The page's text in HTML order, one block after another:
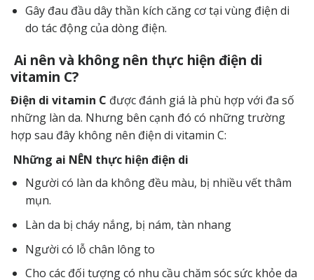
Gây đau đầu dây thần kích căng cơ tại vùng điện di
do tác động của dòng điện.
Ai nên và không nên thực hiện điện di
vitamin C?
Điện di vitamin C được đánh giá là phù hợp với đa số
những làn da. Nhưng bên cạnh đó có những trường
hợp sau đây không nên điện di vitamin C:
Những ai NÊN thực hiện điện di
Người có làn da không đều màu, bị nhiều vết thâm
mụn.
Làn da bị cháy nắng, bị nám, tàn nhang
Người có lỗ chân lông to
Cho các đối tượng có nhu cầu chăm sóc sức khỏe da